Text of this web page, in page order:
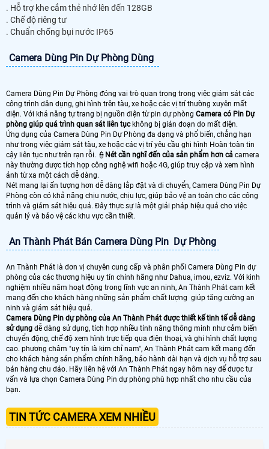
. Hỗ trợ khe cắm thẻ nhớ lên đến 128GB
. Chế độ riêng tư
. Chuẩn chống bụi nước IP65
Camera Dùng Pin Dự Phòng Dùng
Camera Dùng Pin Dự Phòng đóng vai trò quan trọng trong việc giám sát các
công trình dân dụng, ghi hình trên tàu, xe hoặc các vị trí thường xuyên mất
điện. Với khả năng tự trang bị nguồn điện từ pin dự phòng Camera có Pin Dự
phòng giúp quá trình quan sát liên tục không bị gián đoạn do mất điện.
Ứng dụng của Camera Dùng Pin Dự Phòng đa dạng và phổ biến, chẳng hạn
như trong việc giám sát tàu, xe hoặc các vị trí yêu cầu ghi hình Hoàn toàn tin
cậy liên tục như trên rạn rỗi. 👮 Nét cần nghĩ đến của sản phẩm hơn cả camera
này thường được tích hợp công nghệ wifi hoặc 4G, giúp truy cập và xem hình
ảnh từ xa một cách dễ dàng.
Nét mang lại ấn tượng hơn dễ dàng lắp đặt và di chuyển, Camera Dùng Pin Dự
Phòng còn có khả năng chịu nước, chịu lực, giúp bảo vệ an toàn cho các công
trình và giám sát hiệu quả. Đây thực sự là một giải pháp hiệu quả cho việc
quản lý và bảo vệ các khu vực cần thiết.
An Thành Phát Bán Camera Dùng Pin Dự Phòng
An Thành Phát là đơn vị chuyên cung cấp và phân phối Camera Dùng Pin dự
phòng của các thương hiệu uy tín chính hãng như Dahua, imou, ezviz. Với kinh
nghiệm nhiều năm hoạt động trong lĩnh vực an ninh, An Thành Phát cam kết
mang đến cho khách hàng những sản phẩm chất lượng giúp tăng cường an
ninh và giám sát hiệu quả.
Camera Dùng Pin dự phòng của An Thành Phát được thiết kế tinh tế dễ dàng
sử dụng dễ dàng sử dụng, tích hợp nhiều tính năng thông minh như cảm biến
chuyển động, chế độ xem hình trực tiếp qua điện thoại, và ghi hình chất lượng
cao. phương châm "uy tín là kim chỉ nam", An Thành Phát cam kết mang đến
cho khách hàng sản phẩm chính hãng, bảo hành dài hạn và dịch vụ hỗ trợ sau
bán hàng chu đáo. Hãy liên hệ với An Thành Phát ngay hôm nay để được tư
vấn và lựa chọn Camera Dùng Pin dự phòng phù hợp nhất cho nhu cầu của
bạn.
TIN TỨC CAMERA XEM NHIỀU